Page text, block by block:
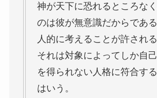
神が天下に恐れるところな
のは彼が無意識だからであ
人的に考えることが許される
それは対象によってしか自
を得られない人格に符合す
はいう。